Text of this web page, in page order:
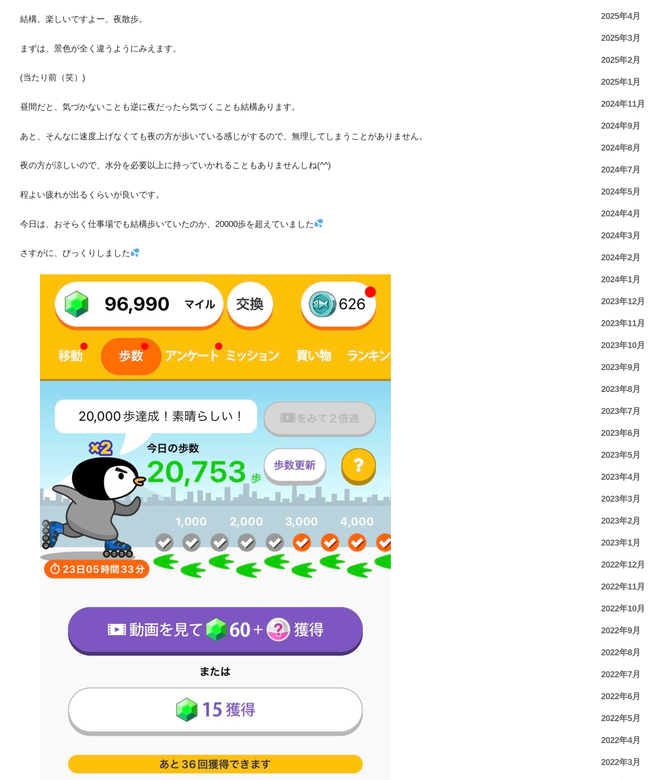
結構、楽しいですよー、夜散歩。
まずは、景色が全く違うようにみえます。
(当たり前（笑）)
昼間だと、気づかないことも逆に夜だったら気づくことも結構あります。
あと、そんなに速度上げなくても夜の方が歩いている感じがするので、無理してしまうことがありません。
夜の方が涼しいので、水分を必要以上に持っていかれることもありませんしね(^^)
程よい疲れが出るくらいが良いです。
今日は、おそらく仕事場でも結構歩いていたのか、20000歩を超えていました
さすがに、びっくりしました
2025年4月
2025年3月
2025年2月
2025年1月
2024年11月
2024年9月
2024年8月
2024年7月
2024年5月
2024年4月
2024年3月
2024年2月
2024年1月
2023年12月
2023年11月
2023年10月
2023年9月
2023年8月
2023年7月
2023年6月
2023年5月
2023年4月
2023年3月
2023年2月
2023年1月
2022年12月
2022年11月
2022年10月
2022年9月
2022年8月
2022年7月
2022年6月
2022年5月
2022年4月
2022年3月